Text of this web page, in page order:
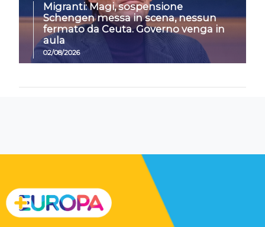
Migranti: Magi, sospensione
Schengen messa in scena, nessun
fermato da Ceuta. Governo venga in
aula
02/08/2026